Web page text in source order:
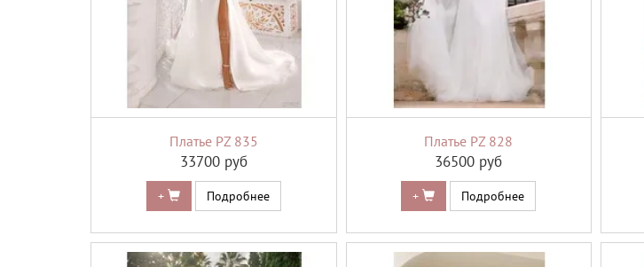
Платье PZ 835
33700 руб
+ Подробнее
Платье PZ 828
36500 руб
+ Подробнее